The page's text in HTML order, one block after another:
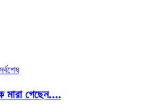
গেছেন….